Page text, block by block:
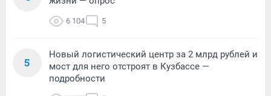
6 104 5
5
Новый логистический центр за 2 млрд рублей и
мост для него отстроят в Кузбассе —
подробности